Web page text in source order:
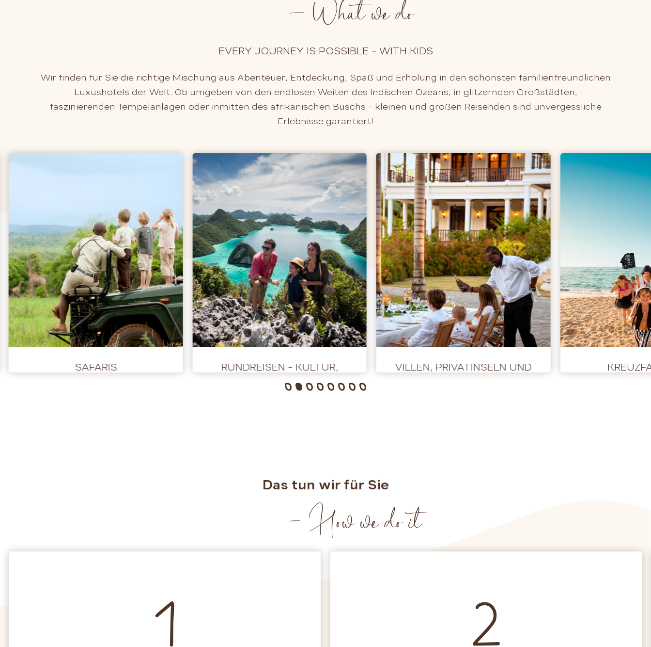
– What we do
EVERY JOURNEY IS POSSIBLE – WITH KIDS
Wir finden für Sie die richtige Mischung aus Abenteuer, Entdeckung, Spaß und Erholung in den schönsten familienfreundlichen
Luxushotels der Welt. Ob umgeben von den endlosen Weiten des Indischen Ozeans, in glitzernden Großstädten,
faszinierenden Tempelanlagen oder inmitten des afrikanischen Buschs – kleinen und großen Reisenden sind unvergessliche
Erlebnisse garantiert!
SAFARIS
RUNDREISEN - KULTUR,
ABENTEUER UND NATUR
VILLEN, PRIVATINSELN UND
Das tun wir für Sie
- How we do it